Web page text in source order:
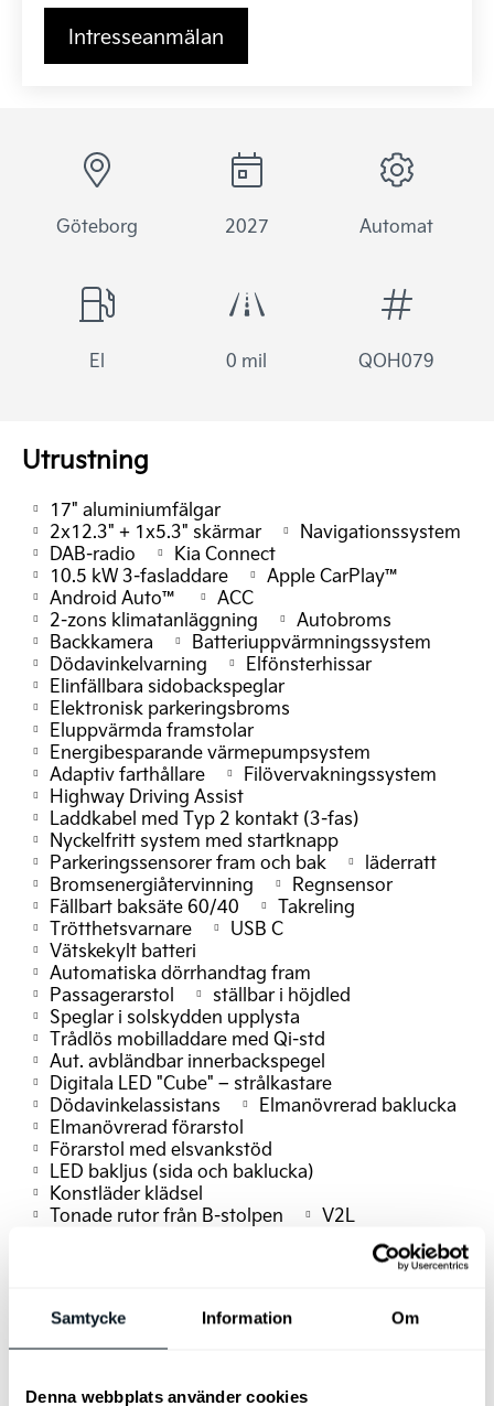
Samtycke Information Om
Denna webbplats använder cookies
Intresseanmälan
Göteborg 2027 Automat
El 0 mil QOH079
Utrustning
17" aluminiumfälgar
2x12.3" + 1x5.3" skärmar
Navigationssystem
DAB-radio
Kia Connect
10.5 kW 3-fasladdare
Apple CarPlay™
Android Auto™
ACC
2-zons klimatanläggning
Autobroms
Backkamera
Batteriuppvärmningssystem
Dödavinkelvarning
Elfönsterhissar
Elinfällbara sidobackspeglar
Elektronisk parkeringsbroms
Eluppvärmda framstolar
Energibesparande värmepumpsystem
Adaptiv farthållare
Filövervakningssystem
Highway Driving Assist
Laddkabel med Typ 2 kontakt (3-fas)
Nyckelfritt system med startknapp
Parkeringssensorer fram och bak
läderratt
Bromsenergiåtervinning
Regnsensor
Fällbart baksäte 60/40
Takreling
Trötthetsvarnare
USB C
Vätskekylt batteri
Automatiska dörrhandtag fram
Passagerarstol
ställbar i höjdled
Speglar i solskydden upplysta
Trådlös mobilladdare med Qi-std
Aut. avbländbar innerbackspegel
Digitala LED "Cube" – strålkastare
Dödavinkelassistans
Elmanövrerad baklucka
Elmanövrerad förarstol
Förarstol med elsvankstöd
LED bakljus (sida och baklucka)
Konstläder klädsel
Tonade rutor från B-stolpen
V2L